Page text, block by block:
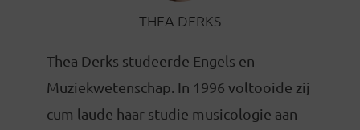
THEA DERKS
Thea Derks studeerde Engels en
Muziekwetenschap. In 1996 voltooide zij
cum laude haar studie musicologie aan